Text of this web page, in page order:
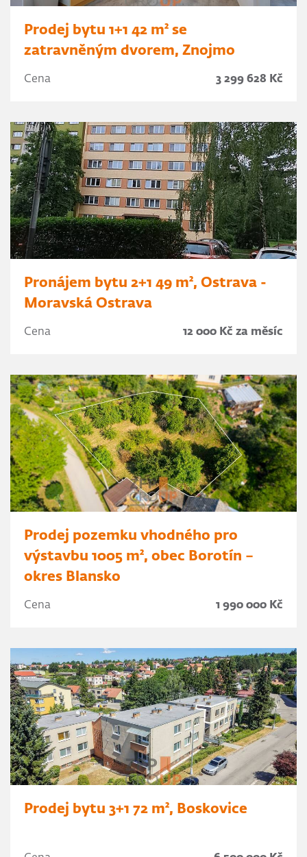
Prodej bytu 1+1 42 m² se
zatravněným dvorem, Znojmo
Cena 3 299 628 Kč
Pronájem bytu 2+1 49 m², Ostrava -
Moravská Ostrava
Cena 12 000 Kč za měsíc
Prodej pozemku vhodného pro
výstavbu 1005 m², obec Borotín –
okres Blansko
Cena 1 990 000 Kč
Prodej bytu 3+1 72 m², Boskovice